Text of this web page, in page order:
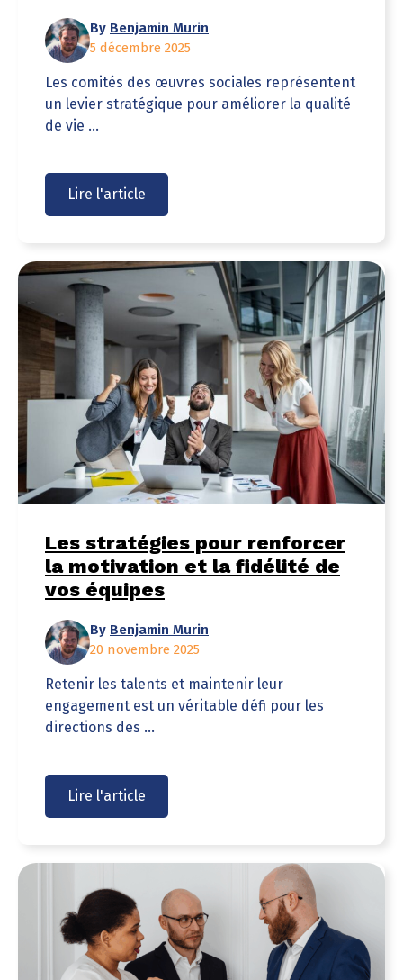
By Benjamin Murin
5 décembre 2025
Les comités des œuvres sociales représentent
un levier stratégique pour améliorer la qualité
de vie ...
Lire l'article
Les stratégies pour renforcer
la motivation et la fidélité de
vos équipes
By Benjamin Murin
20 novembre 2025
Retenir les talents et maintenir leur
engagement est un véritable défi pour les
directions des ...
Lire l'article